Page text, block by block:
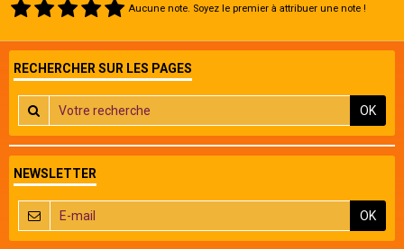
Aucune note. Soyez le premier à attribuer une note !
RECHERCHER SUR LES PAGES
OK
NEWSLETTER
OK